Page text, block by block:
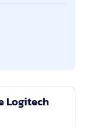
Logitech